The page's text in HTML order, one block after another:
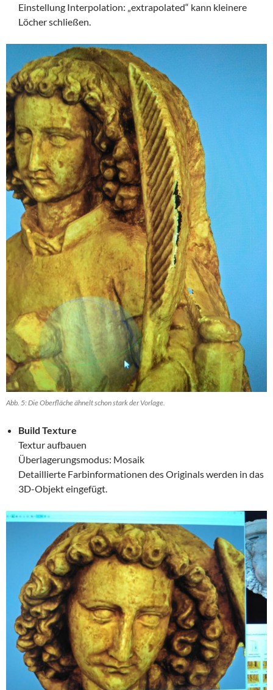
Einstellung Interpolation: „extrapolated“ kann kleinere
Löcher schließen.
Abb. 5: Die Oberfläche ähnelt schon stark der Vorlage.
Build Texture
Textur aufbauen
Überlagerungsmodus: Mosaik
Detaillierte Farbinformationen des Originals werden in das
3D-Objekt eingefügt.